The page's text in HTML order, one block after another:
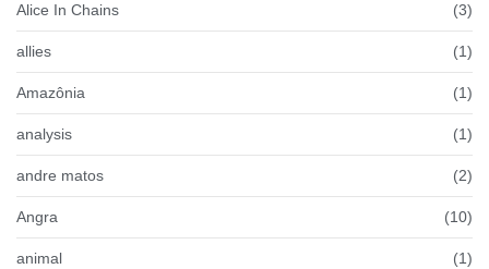
Alice In Chains (3)
allies (1)
Amazônia (1)
analysis (1)
andre matos (2)
Angra (10)
animal (1)